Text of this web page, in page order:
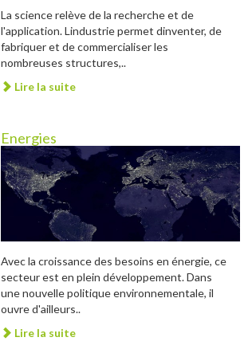
La science relève de la recherche et de
l'application. Lindustrie permet dinventer, de
fabriquer et de commercialiser les
nombreuses structures,..
Lire la suite
Energies
Avec la croissance des besoins en énergie, ce
secteur est en plein développement. Dans
une nouvelle politique environnementale, il
ouvre d'ailleurs..
Lire la suite